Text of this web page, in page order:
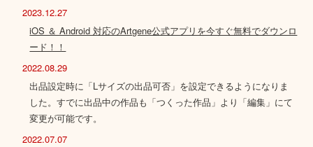
2023.12.27
iOS ＆ Android 対応のArtgene公式アプリを今すぐ無料でダウンロ
ード！！
2022.08.29
出品設定時に「Lサイズの出品可否」を設定できるようになりま
した。すでに出品中の作品も「つくった作品」より「編集」にて
変更が可能です。
2022.07.07